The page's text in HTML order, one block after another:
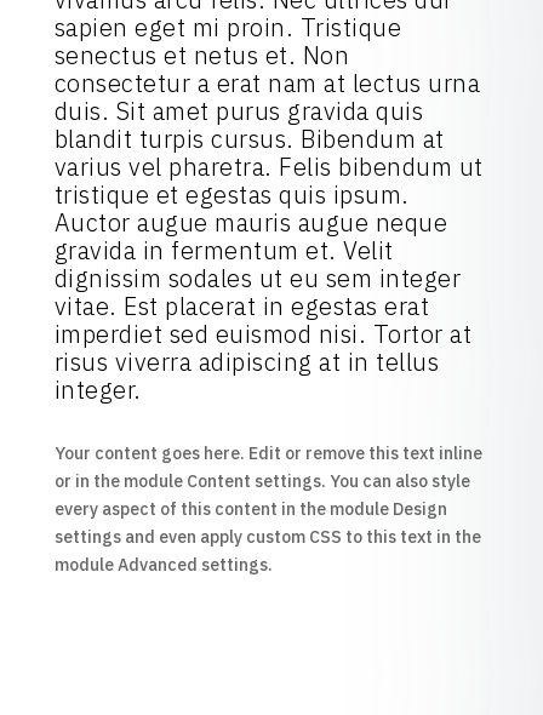
sapien eget mi proin. Tristique
senectus et netus et. Non
consectetur a erat nam at lectus urna
duis. Sit amet purus gravida quis
blandit turpis cursus. Bibendum at
varius vel pharetra. Felis bibendum ut
tristique et egestas quis ipsum.
Auctor augue mauris augue neque
gravida in fermentum et. Velit
dignissim sodales ut eu sem integer
vitae. Est placerat in egestas erat
imperdiet sed euismod nisi. Tortor at
risus viverra adipiscing at in tellus
integer.
Your content goes here. Edit or remove this text inline
or in the module Content settings. You can also style
every aspect of this content in the module Design
settings and even apply custom CSS to this text in the
module Advanced settings.